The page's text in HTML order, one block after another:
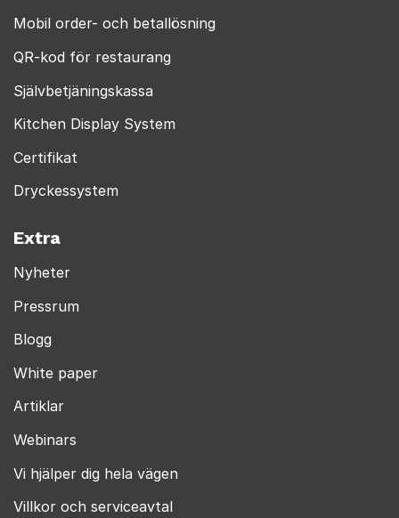
Mobil order- och betallösning
QR-kod för restaurang
Självbetjäningskassa
Kitchen Display System
Certifikat
Dryckessystem
Extra
Nyheter
Pressrum
Blogg
White paper
Artiklar
Webinars
Vi hjälper dig hela vägen
Villkor och serviceavtal